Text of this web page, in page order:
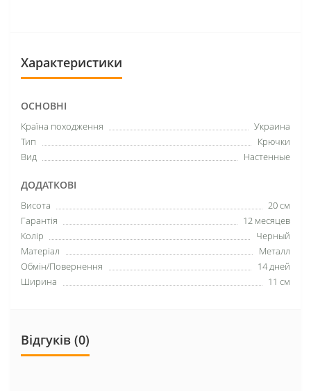
Характеристики
ОСНОВНІ
Країна походження
Украина
Тип
Крючки
Вид
Настенные
ДОДАТКОВІ
Висота
20 см
Гарантія
12 месяцев
Колір
Черный
Матеріал
Металл
Обмін/Повернення
14 дней
Ширина
11 см
Відгуків (0)